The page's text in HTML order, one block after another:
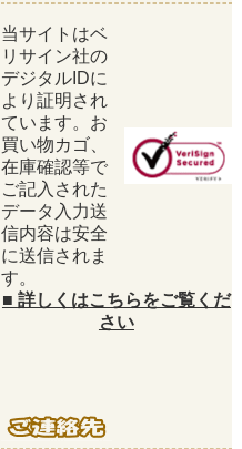
当サイトはベ
リサイン社の
デジタルIDに
より証明され
ています。お
買い物カゴ、
在庫確認等で
ご記入された
データ入力送
信内容は安全
に送信されま
す。
■ 詳しくはこちらをご覧くだ
さい